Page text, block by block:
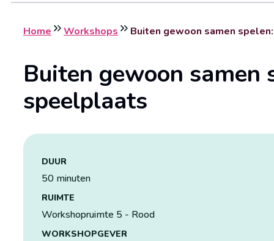
Home Workshops Buiten gewoon samen
Buiten gewoon samen
speelplaats
DUUR
50 minuten
RUIMTE
Workshopruimte 5 - Rood
WORKSHOPGEVER